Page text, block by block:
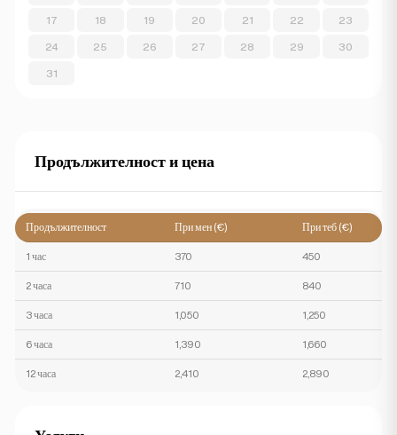
17 18 19 20 21 22 23
24 25 26 27 28 29 30
31
Продължителност и цена
Продължителност При мен (€) При теб (€)
1 час 370 450
2 часа 710 840
3 часа 1,050 1,250
6 часа 1,390 1,660
12 часа 2,410 2,890